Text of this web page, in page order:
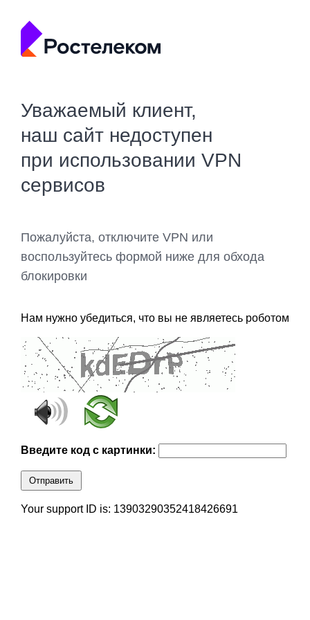
Уважаемый клиент,
наш сайт недоступен
при использовании VPN
сервисов
Пожалуйста, отключите VPN или
воспользуйтесь формой ниже для обхода
блокировки
Нам нужно убедиться, что вы не являетесь роботом
Введите код с картинки:
Отправить
Your support ID is: 13903290352418426691